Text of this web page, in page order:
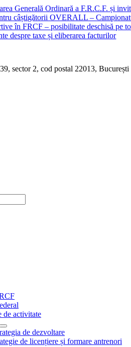
Generală Ordinară a F.R.C.F. și
câștigătorii OVERALL –
în FRCF – posibilitate deschisă pe
despre taxe și eliberarea facturilor
sector 2, cod postal 22013, București
de activitate
de dezvoltare
de licențiere și formare antrenori